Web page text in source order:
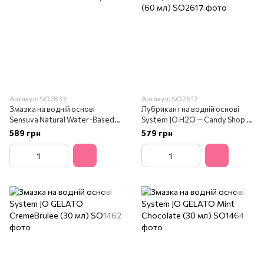
Артикул: SO7833
Змазка на водній основі
Sensuva Natural Water-Based
Peach (57мл)
589 грн
Артикул: SO2617
Лубрикант на водній основі
System JO H2O — Candy Shop —
Butterscotch (60 мл)
579 грн